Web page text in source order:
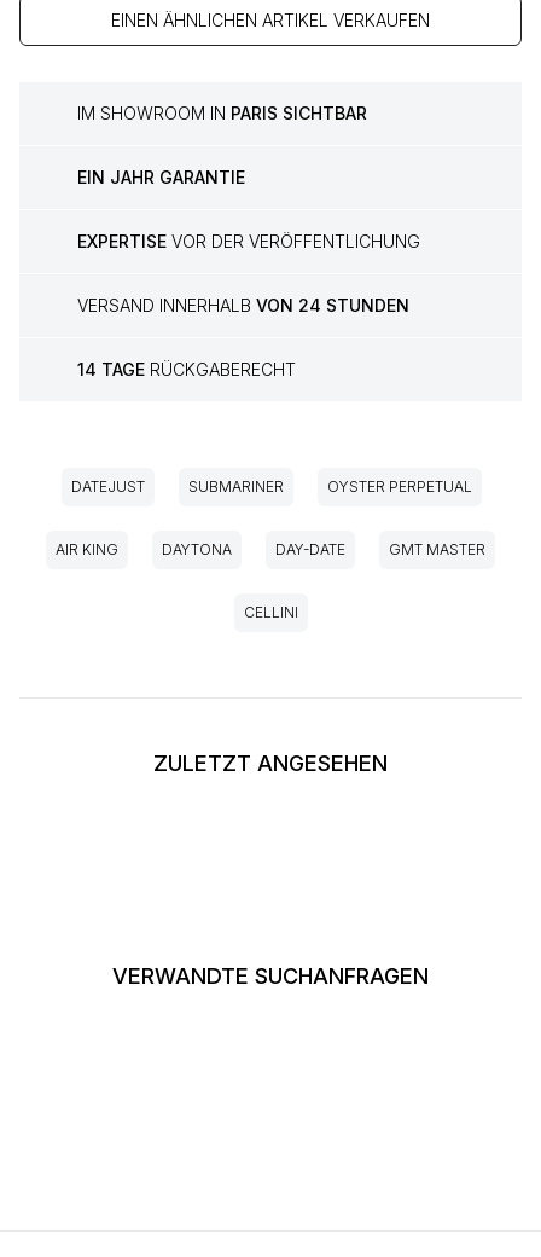
EINEN ÄHNLICHEN ARTIKEL VERKAUFEN
IM SHOWROOM IN PARIS SICHTBAR
EIN JAHR GARANTIE
EXPERTISE VOR DER VERÖFFENTLICHUNG
VERSAND INNERHALB VON 24 STUNDEN
14 TAGE RÜCKGABERECHT
DATEJUST SUBMARINER OYSTER PERPETUAL
AIR KING DAYTONA DAY-DATE GMT MASTER
CELLINI
ZULETZT ANGESEHEN
VERWANDTE SUCHANFRAGEN